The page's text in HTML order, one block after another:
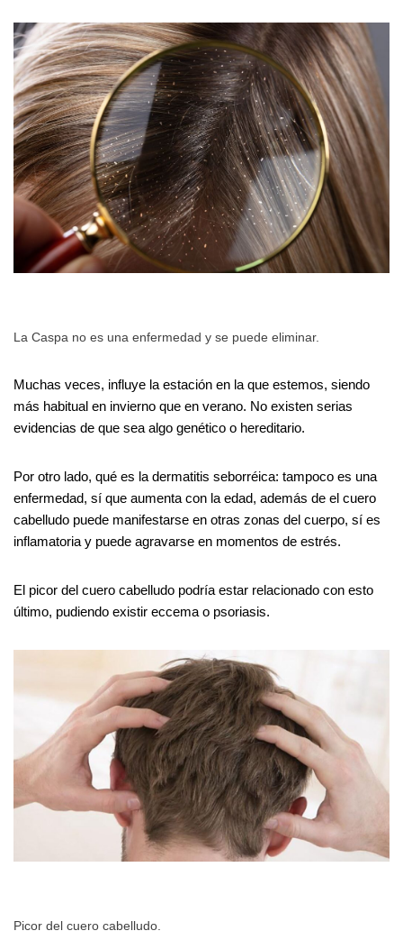
La Caspa no es una enfermedad y se puede eliminar.
Muchas veces, influye la estación en la que estemos, siendo
más habitual en invierno que en verano. No existen serias
evidencias de que sea algo genético o hereditario.
Por otro lado, qué es la dermatitis seborréica: tampoco es una
enfermedad, sí que aumenta con la edad, además de el cuero
cabelludo puede manifestarse en otras zonas del cuerpo, sí es
inflamatoria y puede agravarse en momentos de estrés.
El picor del cuero cabelludo podría estar relacionado con esto
último, pudiendo existir eccema o psoriasis.
Picor del cuero cabelludo.